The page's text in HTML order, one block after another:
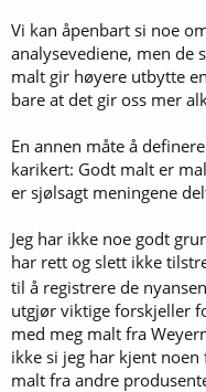
Vi kan åpenbart si noe
analysevediene, men de
malt gir høyere utbytte
bare at det gir oss mer
En annen måte å
karikert: Godt malt er
er sjølsagt meningene
Jeg har ikke noe godt
har rett og slett ikke
til å registrere de
utgjør viktige forskjeller
med meg malt fra
ikke si jeg har kjent
malt fra andre